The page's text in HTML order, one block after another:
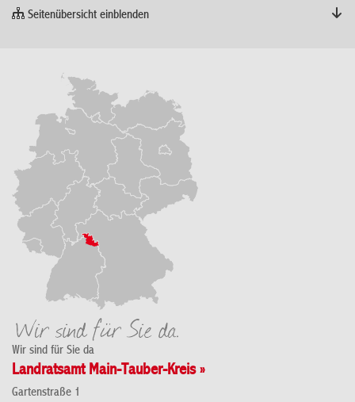
Seitenübersicht einblenden
Wir sind für Sie da
Landratsamt Main-Tauber-Kreis »
Gartenstraße 1